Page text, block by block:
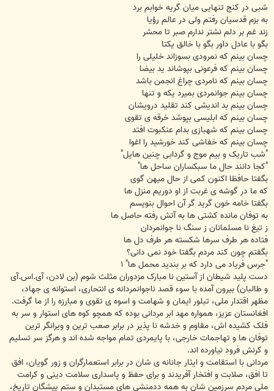
شبی در کنج تنهایی میان گریه خوابم برد
به بزم قدسیان رفتم ولی در عالم رؤیا
زند غم بر دلم نشتر ندارم صبر تا محشر
بگو با عادل داور بگو با خالق یکتا
چسان بینم که نمرودی بسوزاند خلیلی را
چسان بینم که فرعونی بپوشاند ید بیضا
چسان بینم که نامردی چراغ انجمن باشد
چسان بینم جوانمردی بمیرد یکه و تنها
چسان بینم بد اندیشی کند تقلید درویشان
چسان بینم که ابلیسی بپوشد خرقه ی تقوی
چسان بینم که شهبازی بدام عنکبوت افتد
چسان بینم که خفاشی کند خورشید را اغوا
"شب تاریک و بیم موج و گردابی چنین هایل"
"کجا دانند حال ما سبکساران ساحل ها"
بگفتا حافظا اکنون کمی از حال میهن گوی
که ما در گوشه ی غربت از او دوریم منزل ها
بگفتا خامه خون گرید گر آن احوال بنویسم
به توفان مانده کشتی ها به آتش رفته حاصل ها
ز تیغ نا مسلمانان ز سنگ نا جوانمردان
فتاده هر طرف سرها شکسته هر طرف دل ها
بگفتم چون کند مردم بگفتا خود نمی دانی؟
"جرس فریاد می دارد که بر بندید محمل ها" ۱
دست پلید شیطان از آستین نا مبارک مزدوران مثلث شوم (بن لادن، آی.اس.آی
و طالبان) بیرون آمده با سوء قصد ناجوانمردانه ی انتحاری، استوانه ی جهاد،
مظهر اقتدار ملی، تبلور ایمان و شهامت و اسوه ی تقوی و مبارزه را از ما گرفت.
افغانستان عزیز، همواره مهد ابر مردانی بوده که همچو کوه های استوار و سر به
فلک کشیده اش، مقاوم و خدشه نا پذیر در برابر صعب ترین و ویرانگر ترین
توفان ها و تهاجمات خارجی، با پایمردی تمام مواجه شده اند و هرگز سر تسلیم
و کرنش فرود نیاورده اند.
مردانی با استقامت و ایثار جانانه ی شان در برابر استعمارگران و زور گویان، افق
تا افق، صلابت و افتخار آفریدند و برای حفظ و پاسداری سلامت دینی و کرامت
ملی مردم سرزمین شان به همه ددمنشی های مستبدان و ستم پیشگان تاریخ،